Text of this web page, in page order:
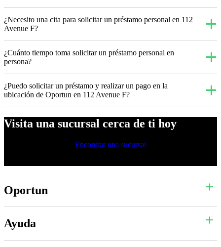
¿Necesito una cita para solicitar un préstamo personal en 112
Avenue F?
¿Cuánto tiempo toma solicitar un préstamo personal en
persona?
¿Puedo solicitar un préstamo y realizar un pago en la
ubicación de Oportun en 112 Avenue F?
Visita una sucursal cerca de ti hoy
Encontrar una sucursal
Oportun
Ayuda